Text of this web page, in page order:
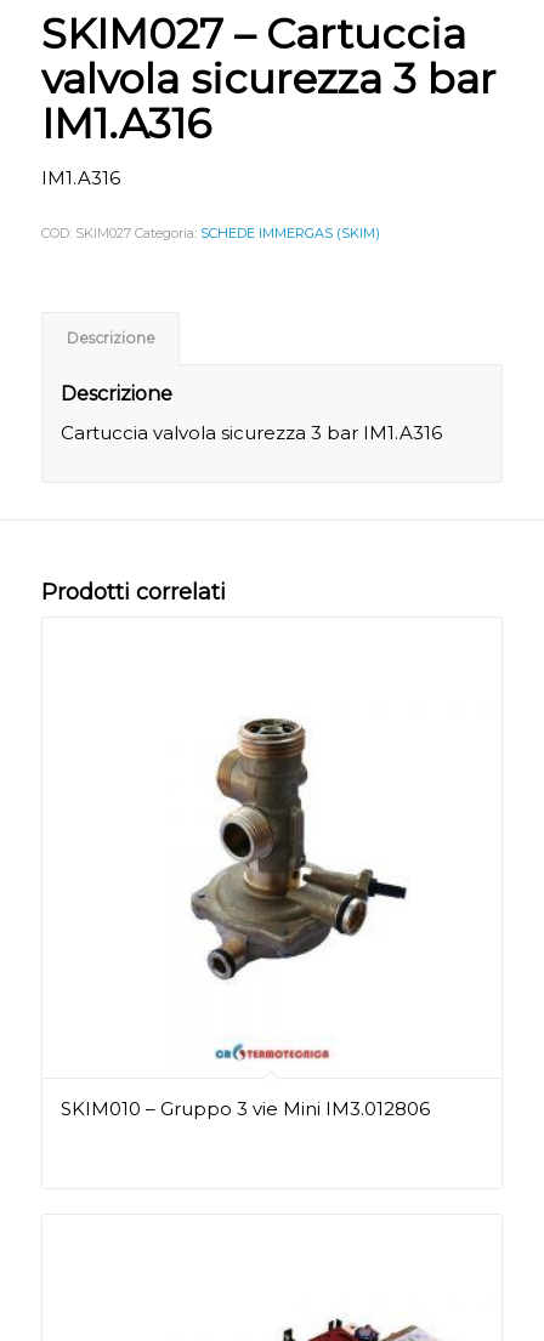
SKIM027 – Cartuccia
valvola sicurezza 3 bar
IM1.A316
IM1.A316
COD: SKIM027 Categoria: SCHEDE IMMERGAS (SKIM)
Descrizione
Descrizione
Cartuccia valvola sicurezza 3 bar IM1.A316
Prodotti correlati
SKIM010 – Gruppo 3 vie Mini IM3.012806